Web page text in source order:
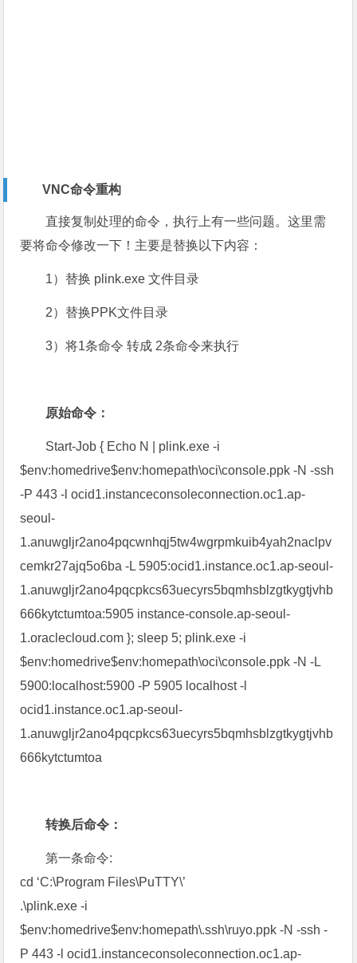
VNC命令重构
直接复制处理的命令，执行上有一些问题。这里需
要将命令修改一下！主要是替换以下内容：
1）替换 plink.exe 文件目录
2）替换PPK文件目录
3）将1条命令 转成 2条命令来执行
原始命令：
Start-Job { Echo N | plink.exe -i
$env:homedrive$env:homepath\oci\console.ppk -N -ssh
-P 443 -l ocid1.instanceconsoleconnection.oc1.ap-
seoul-
1.anuwgljr2ano4pqcwnhqj5tw4wgrpmkuib4yah2naclpv
cemkr27ajq5o6ba -L 5905:ocid1.instance.oc1.ap-seoul-
1.anuwgljr2ano4pqcpkcs63uecyrs5bqmhsblzgtkygtjvhb
666kytctumtoa:5905 instance-console.ap-seoul-
1.oraclecloud.com }; sleep 5; plink.exe -i
$env:homedrive$env:homepath\oci\console.ppk -N -L
5900:localhost:5900 -P 5905 localhost -l
ocid1.instance.oc1.ap-seoul-
1.anuwgljr2ano4pqcpkcs63uecyrs5bqmhsblzgtkygtjvhb
666kytctumtoa
转换后命令：
第一条命令:
cd ‘C:\Program Files\PuTTY\’
.\plink.exe -i
$env:homedrive$env:homepath\.ssh\ruyo.ppk -N -ssh -
P 443 -l ocid1.instanceconsoleconnection.oc1.ap-